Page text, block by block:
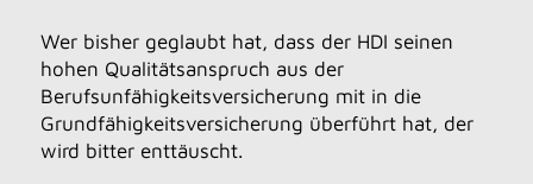
Wer bisher geglaubt hat, dass der HDI seinen
hohen Qualitätsanspruch aus der
Berufsunfähigkeitsversicherung mit in die
Grundfähigkeitsversicherung überführt hat, der
wird bitter enttäuscht.